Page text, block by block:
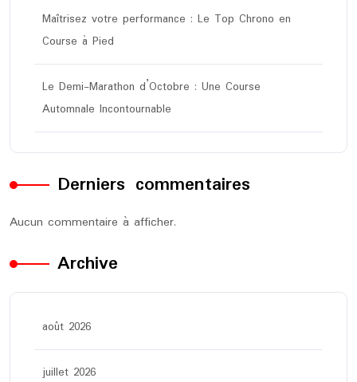
Maîtrisez votre performance : Le Top Chrono en
Course à Pied
Le Demi-Marathon d’Octobre : Une Course
Automnale Incontournable
Derniers commentaires
Aucun commentaire à afficher.
Archive
août 2026
juillet 2026